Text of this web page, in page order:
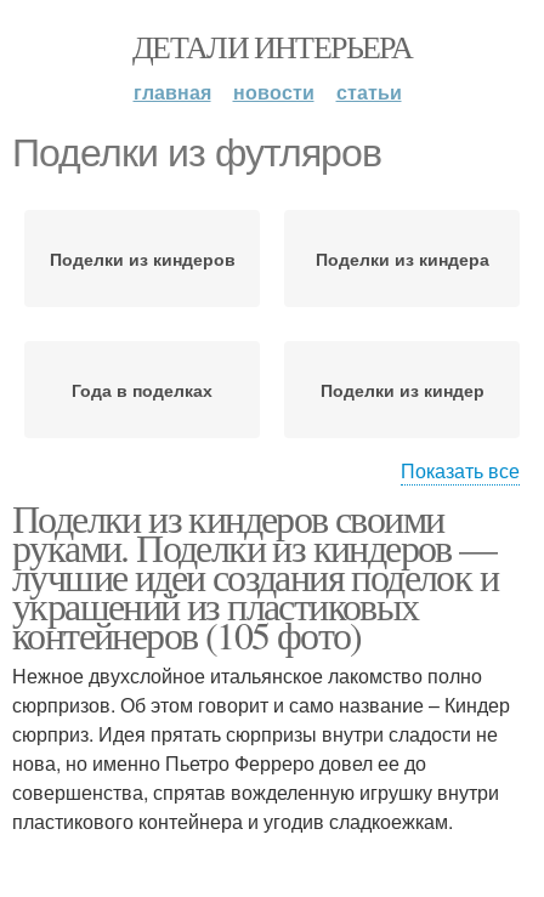
ДЕТАЛИ ИНТЕРЬЕРА
главная новости статьи
Поделки из футляров
Поделки из киндеров Поделки из киндера
Года в поделках Поделки из киндер
Необычные поделки
сада
Поделки с малышами
Показать все
Поделки из киндеров своими
руками. Поделки из киндеров —
лучшие идеи создания поделок и
украшений из пластиковых
контейнеров (105 фото)
Нежное двухслойное итальянское лакомство полно
сюрпризов. Об этом говорит и само название – Киндер
сюрприз. Идея прятать сюрпризы внутри сладости не
нова, но именно Пьетро Ферреро довел ее до
совершенства, спрятав вожделенную игрушку внутри
пластикового контейнера и угодив сладкоежкам.